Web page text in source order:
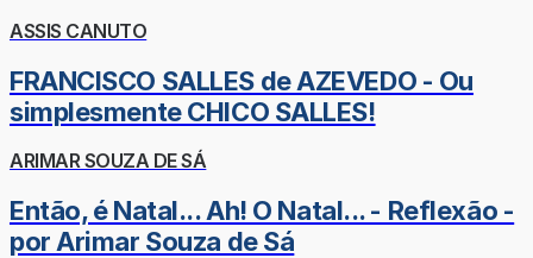
ASSIS CANUTO
FRANCISCO SALLES de AZEVEDO - Ou
simplesmente CHICO SALLES!
ARIMAR SOUZA DE SÁ
Então, é Natal... Ah! O Natal... - Reflexão -
por Arimar Souza de Sá